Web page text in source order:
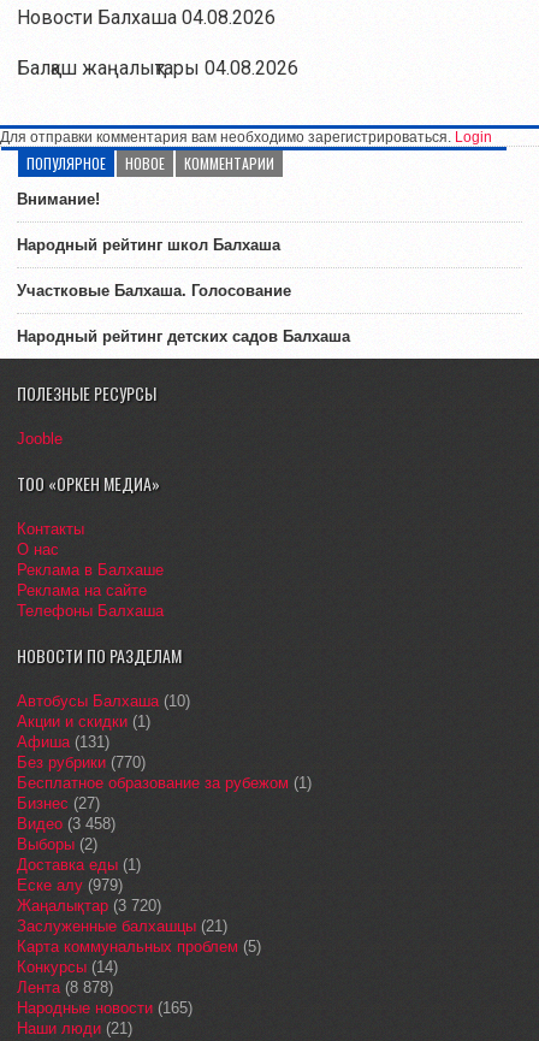
Новости Балхаша 04.08.2026
Балқаш жаңалықтары 04.08.2026
Для отправки комментария вам необходимо зарегистрироваться. Login
ПОПУЛЯРНОЕ НОВОЕ КОММЕНТАРИИ
Внимание!
Народный рейтинг школ Балхаша
Участковые Балхаша. Голосование
Народный рейтинг детских садов Балхаша
ПОЛЕЗНЫЕ РЕСУРСЫ
Jooble
ТОО «ОРКЕН МЕДИА»
Контакты
О нас
Реклама в Балхаше
Реклама на сайте
Телефоны Балхаша
НОВОСТИ ПО РАЗДЕЛАМ
Автобусы Балхаша(10)
Акции и скидки (1)
Афиша(131)
Без рубрики (770)
Бесплатное образование за рубежом (1)
Бизнес (27)
Видео (3 458)
Выборы (2)
Доставка еды (1)
Еске алу (979)
Жаңалықтар (3 720)
Заслуженные балхашцы (21)
Карта коммунальных проблем (5)
Конкурсы (14)
Лента(8 878)
Народные новости (165)
Наши люди (21)